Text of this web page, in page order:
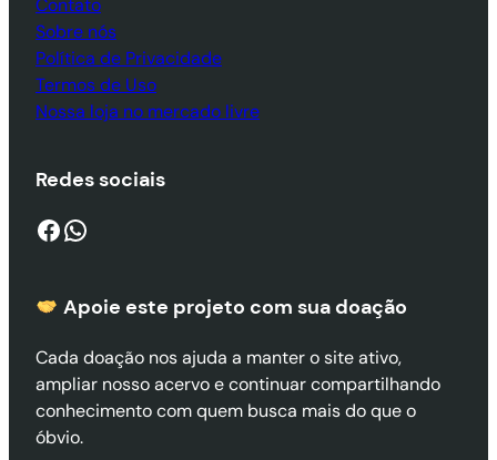
Contato
Sobre nós
Política de Privacidade
Termos de Uso
Nossa loja no mercado livre
Redes sociais
Facebook WhatsApp
Apoie este projeto com sua doação
Cada doação nos ajuda a manter o site ativo,
ampliar nosso acervo e continuar compartilhando
conhecimento com quem busca mais do que o
óbvio.